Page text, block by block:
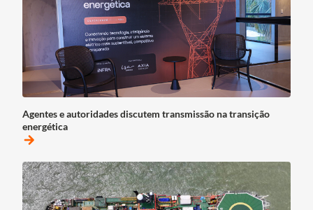
Agentes e autoridades discutem transmissão na transição
energética
arrow_forward